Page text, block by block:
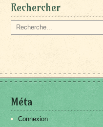
Rechercher
Méta
Connexion